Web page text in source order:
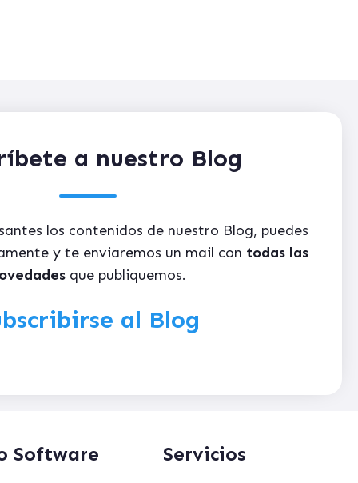
a nuestro Blog
los contenidos de nuestro Blog, puedes
y te enviaremos un mail con todas las
que publiquemos.
al Blog
Software Servicios